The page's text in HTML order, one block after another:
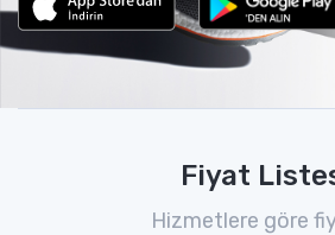
Fiyat
Hizmetlere göre